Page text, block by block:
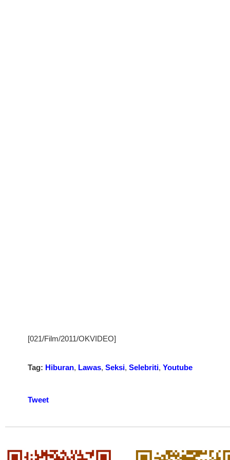
[021/Film/2011/OKVIDEO]
Tag: Hiburan, Lawas, Seksi, Selebriti, Youtube
Tweet